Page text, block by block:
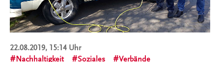
22.08.2019, 15:14 Uhr
Nachhaltigkeit
Soziales
Verbände